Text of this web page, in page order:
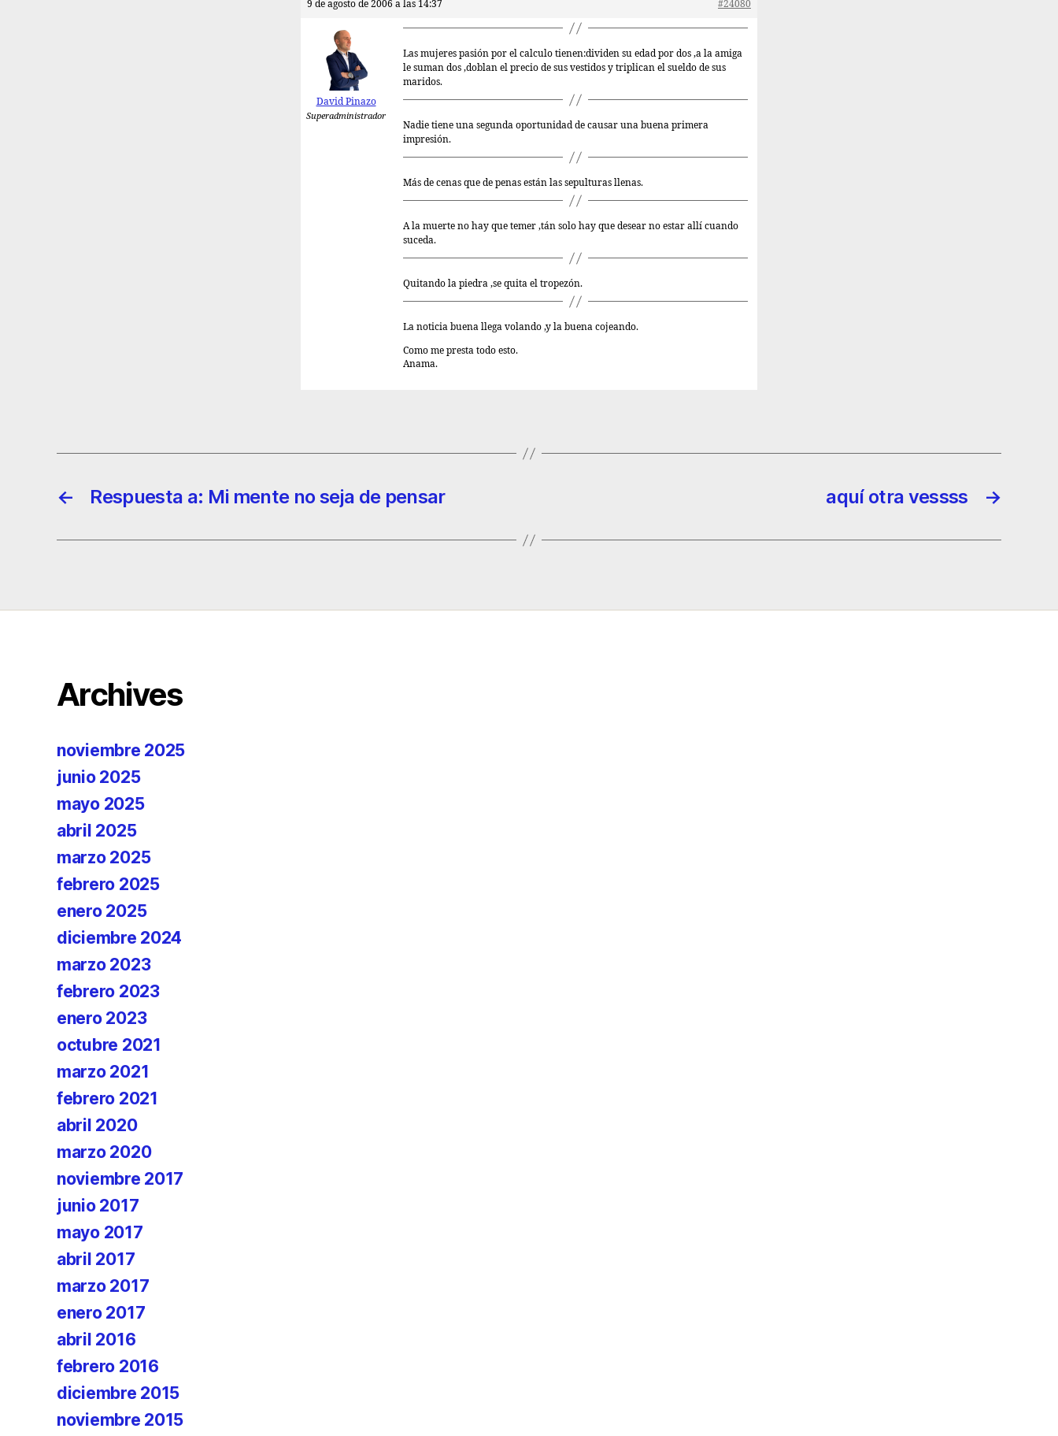
9 de agosto de 2006 a las 14:37 #24080
David Pinazo
Superadministrador
Las mujeres pasión por el calculo tienen:dividen su edad por dos ,a la amiga
le suman dos ,doblan el precio de sus vestidos y triplican el sueldo de sus
maridos.
Nadie tiene una segunda oportunidad de causar una buena primera
impresión.
Más de cenas que de penas están las sepulturas llenas.
A la muerte no hay que temer ,tán solo hay que desear no estar allí cuando
suceda.
Quitando la piedra ,se quita el tropezón.
La noticia buena llega volando ,y la buena cojeando.
Como me presta todo esto.
Anama.
← Respuesta a: Mi mente no seja de pensar →
aquí otra vessss
Archives
noviembre 2025
junio 2025
mayo 2025
abril 2025
marzo 2025
febrero 2025
enero 2025
diciembre 2024
marzo 2023
febrero 2023
enero 2023
octubre 2021
marzo 2021
febrero 2021
abril 2020
marzo 2020
noviembre 2017
junio 2017
mayo 2017
abril 2017
marzo 2017
enero 2017
abril 2016
febrero 2016
diciembre 2015
noviembre 2015